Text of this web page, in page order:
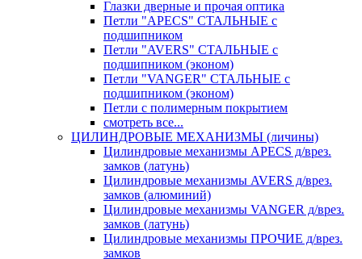
Глазки дверные и прочая оптика
Петли "APECS" СТАЛЬНЫЕ с
подшипником
Петли "AVERS" СТАЛЬНЫЕ с
подшипником (эконом)
Петли "VANGER" СТАЛЬНЫЕ с
подшипником (эконом)
Петли с полимерным покрытием
смотреть все...
ЦИЛИНДРОВЫЕ МЕХАНИЗМЫ (личины)
Цилиндровые механизмы APECS д/врез.
замков (латунь)
Цилиндровые механизмы AVERS д/врез.
замков (алюминий)
Цилиндровые механизмы VANGER д/врез.
замков (латунь)
Цилиндровые механизмы ПРОЧИЕ д/врез.
замков